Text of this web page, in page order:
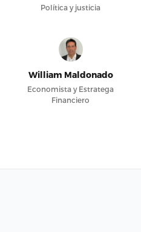
Política y justicia
William Maldonado
Economista y Estratega
Financiero